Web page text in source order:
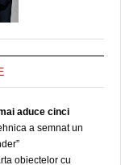
aduce cinci
a semnat un
obiectelor cu